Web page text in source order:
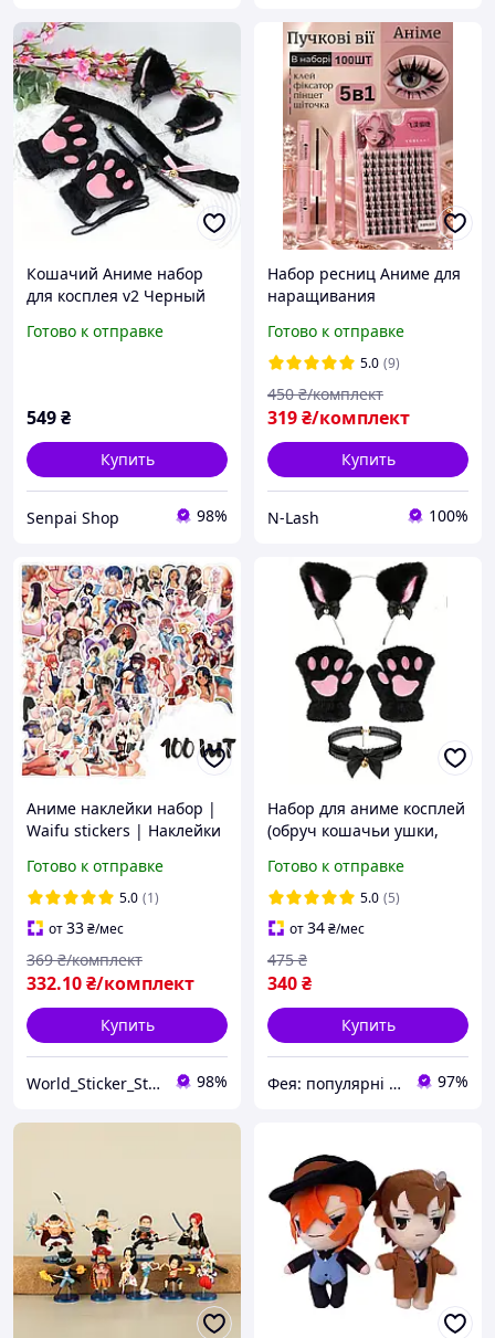
Кошачий Аниме набор
для косплея v2 Черный
Готово к отправке
549₴
Купить
Senpai Shop 98%
Набор ресниц Аниме для
наращивания
комплекте клей фиксатор
пинцет изгиб C 13 мм 100
пучков Модный эффект
Готово к отправке
5.0 (9)
319₴/комплект
450 ₴/комплект
Купить
N-Lash 100%
Аниме наклейки набор |
Waifu stickers | Наклейки
телефона, авто (anime
girls, kawaii) 100шт
Готово к отправке
5.0 (1)
от33₴/мес
332.10₴/комплект
369 ₴/комплект
Купить
World_Sticker_Style 98%
Набор для аниме косплей
(обруч кошачьи ушки,
Готово к отправке
5.0 (5)
от34₴/мес
340₴
475 ₴
Купить
Фея: популярні товари в інтернеті 97%